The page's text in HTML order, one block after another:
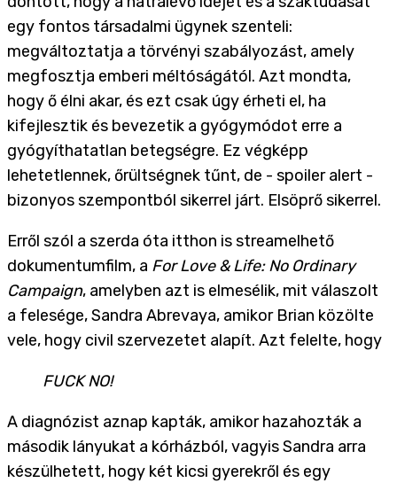
egy fontos társadalmi ügynek szenteli:
megváltoztatja a törvényi szabályozást, amely
megfosztja emberi méltóságától. Azt mondta,
hogy ő élni akar, és ezt csak úgy érheti el, ha
kifejlesztik és bevezetik a gyógymódot erre a
gyógyíthatatlan betegségre. Ez végképp
lehetetlennek, őrültségnek tűnt, de - spoiler alert -
bizonyos szempontból sikerrel járt. Elsöprő sikerrel.
Erről szól a szerda óta itthon is streamelhető
dokumentumfilm, a For Love & Life: No Ordinary
Campaign, amelyben azt is elmesélik, mit válaszolt
a felesége, Sandra Abrevaya, amikor Brian közölte
vele, hogy civil szervezetet alapít. Azt felelte, hogy
FUCK NO!
A diagnózist aznap kapták, amikor hazahozták a
második lányukat a kórházból, vagyis Sandra arra
készülhetett, hogy két kicsi gyerekről és egy